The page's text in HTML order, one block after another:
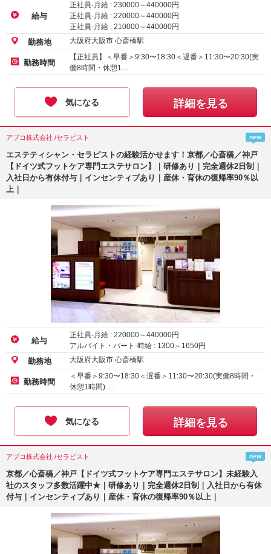
給与
正社員-月給 : 230000～440000円
正社員-月給 : 220000～440000円
正社員-月給 : 210000～440000円
勤務地 大阪府大阪市 心斎橋駅
勤務時間
【正社員】＜早番＞9:30〜18:30＜遅番＞11:30〜20:30(実
働8時間・休憩1…
気になる 詳細を見る
アブコ株式会社 /セラピスト new
エステティシャン・セラピストの経験活かせます！京都／心斎橋／神戸
【ドイツ式フットケア専門エステサロン】｜研修あり｜完全週休2日制｜
入社日から有休付与｜インセンティブあり｜産休・育休の復帰率90％以
上｜
給与
正社員-月給 : 220000～440000円
アルバイト・パート-時給 : 1300～ 1650円
勤務地 大阪府大阪市 心斎橋駅
勤務時間
＜早番＞9:30〜18:30＜遅番＞11:30〜20:30(実働8時間・
休憩1時間) …
気になる 詳細を見る
アブコ株式会社 /セラピスト new
京都／心斎橋／神戸【ドイツ式フットケア専門エステサロン】未経験入
社のスタッフ多数活躍中★｜研修あり｜完全週休2日制｜入社日から有休
付与｜インセンティブあり｜産休・育休の復帰率90％以上｜